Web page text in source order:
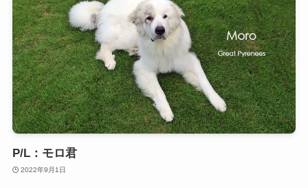
P/L：モロ君
2022年9月1日